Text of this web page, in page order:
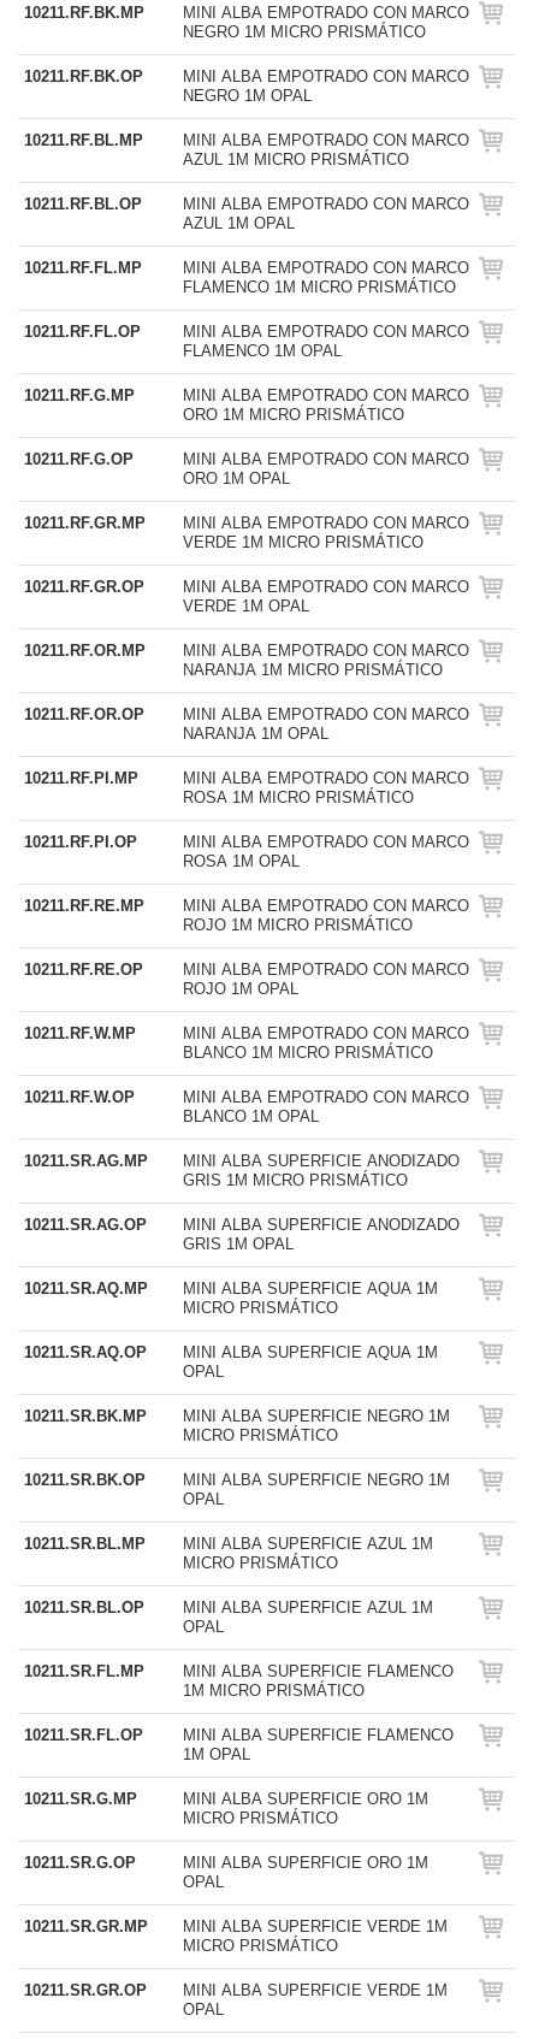
10211.RF.BK.MP
MINI ALBA EMPOTRADO CON MARCO
NEGRO 1M MICRO PRISMÁTICO
10211.RF.BK.OP
MINI ALBA EMPOTRADO CON MARCO
NEGRO 1M OPAL
10211.RF.BL.MP
MINI ALBA EMPOTRADO CON MARCO
AZUL 1M MICRO PRISMÁTICO
10211.RF.BL.OP
MINI ALBA EMPOTRADO CON MARCO
AZUL 1M OPAL
10211.RF.FL.MP
MINI ALBA EMPOTRADO CON MARCO
FLAMENCO 1M MICRO PRISMÁTICO
10211.RF.FL.OP
MINI ALBA EMPOTRADO CON MARCO
FLAMENCO 1M OPAL
10211.RF.G.MP
MINI ALBA EMPOTRADO CON MARCO
ORO 1M MICRO PRISMÁTICO
10211.RF.G.OP
MINI ALBA EMPOTRADO CON MARCO
ORO 1M OPAL
10211.RF.GR.MP
MINI ALBA EMPOTRADO CON MARCO
VERDE 1M MICRO PRISMÁTICO
10211.RF.GR.OP
MINI ALBA EMPOTRADO CON MARCO
VERDE 1M OPAL
10211.RF.OR.MP
MINI ALBA EMPOTRADO CON MARCO
NARANJA 1M MICRO PRISMÁTICO
10211.RF.OR.OP
MINI ALBA EMPOTRADO CON MARCO
NARANJA 1M OPAL
10211.RF.PI.MP
MINI ALBA EMPOTRADO CON MARCO
ROSA 1M MICRO PRISMÁTICO
10211.RF.PI.OP
MINI ALBA EMPOTRADO CON MARCO
ROSA 1M OPAL
10211.RF.RE.MP
MINI ALBA EMPOTRADO CON MARCO
ROJO 1M MICRO PRISMÁTICO
10211.RF.RE.OP
MINI ALBA EMPOTRADO CON MARCO
ROJO 1M OPAL
10211.RF.W.MP
MINI ALBA EMPOTRADO CON MARCO
BLANCO 1M MICRO PRISMÁTICO
10211.RF.W.OP
MINI ALBA EMPOTRADO CON MARCO
BLANCO 1M OPAL
10211.SR.AG.MP
MINI ALBA SUPERFICIE ANODIZADO
GRIS 1M MICRO PRISMÁTICO
10211.SR.AG.OP
MINI ALBA SUPERFICIE ANODIZADO
GRIS 1M OPAL
10211.SR.AQ.MP
MINI ALBA SUPERFICIE AQUA 1M
MICRO PRISMÁTICO
10211.SR.AQ.OP
MINI ALBA SUPERFICIE AQUA 1M
OPAL
10211.SR.BK.MP
MINI ALBA SUPERFICIE NEGRO 1M
MICRO PRISMÁTICO
10211.SR.BK.OP
MINI ALBA SUPERFICIE NEGRO 1M
OPAL
10211.SR.BL.MP
MINI ALBA SUPERFICIE AZUL 1M
MICRO PRISMÁTICO
10211.SR.BL.OP
MINI ALBA SUPERFICIE AZUL 1M
OPAL
10211.SR.FL.MP
MINI ALBA SUPERFICIE FLAMENCO
1M MICRO PRISMÁTICO
10211.SR.FL.OP
MINI ALBA SUPERFICIE FLAMENCO
1M OPAL
10211.SR.G.MP
MINI ALBA SUPERFICIE ORO 1M
MICRO PRISMÁTICO
10211.SR.G.OP
MINI ALBA SUPERFICIE ORO 1M
OPAL
10211.SR.GR.MP
MINI ALBA SUPERFICIE VERDE 1M
MICRO PRISMÁTICO
10211.SR.GR.OP
MINI ALBA SUPERFICIE VERDE 1M
OPAL